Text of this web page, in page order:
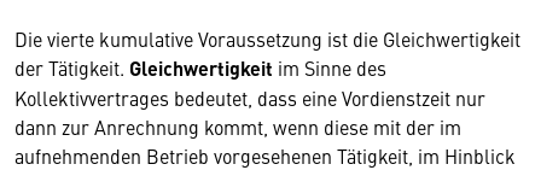
Die vierte kumulative Voraussetzung ist die Gleichwertigkeit
der Tätigkeit. Gleichwertigkeit im Sinne des
Kollektivvertrages bedeutet, dass eine Vordienstzeit nur
dann zur Anrechnung kommt, wenn diese mit der im
aufnehmenden Betrieb vorgesehenen Tätigkeit, im Hinblick